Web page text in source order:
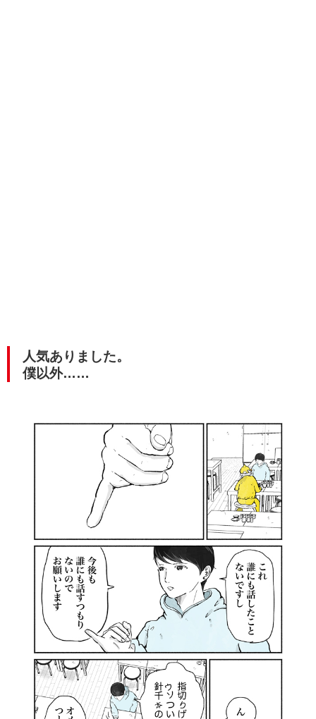
人気ありました。
僕以外……